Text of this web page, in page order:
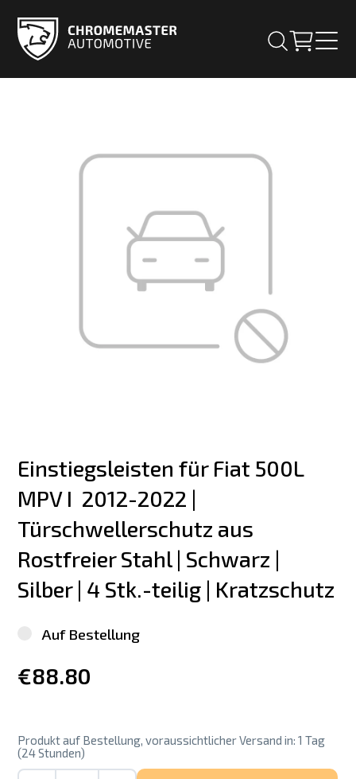
Einstiegsleisten für Fiat 500L
MPV I  2012-2022 |
Türschwellerschutz aus
Rostfreier Stahl | Schwarz |
Silber | 4 Stk.-teilig | Kratzschutz
Auf Bestellung
€88.80
Produkt auf Bestellung, voraussichtlicher Versand in: 1 Tag
(24 Stunden)